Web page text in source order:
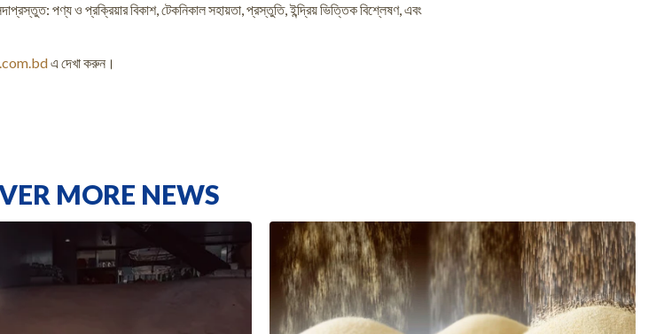
পণ্য ও প্রক্রিয়ার বিকাশ, টেকনিকাল সহায়তা, প্রস্তুতি, ইন্দ্রিয় ভিত্তিক বিশ্লেষণ, এবং
এ দেখা করুন।
MORE NEWS